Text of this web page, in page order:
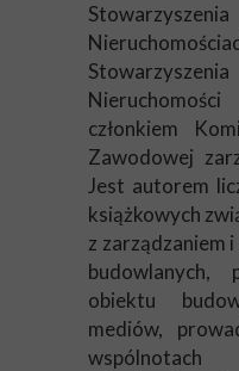
członkiem
Zawodowej
Jest autorem
książkowych
z zarządzaniem
budowlanych,
obiektu
mediów,